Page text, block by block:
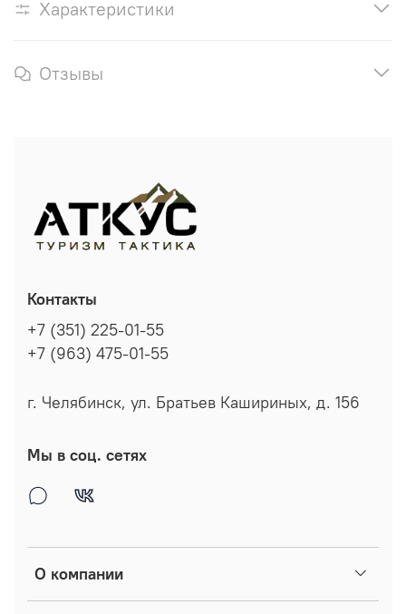
Характеристики
Отзывы
О компании
Контакты
+7 (351) 225-01-55
+7 (963) 475-01-55
г. Челябинск, ул. Братьев Кашириных, д. 156
Мы в соц. сетях